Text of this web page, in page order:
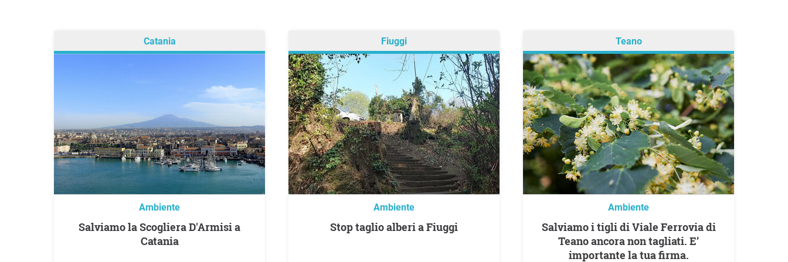
Catania
Ambiente
Salviamo la Scogliera D'Armisi a
Catania
Fiuggi
Ambiente
Stop taglio alberi a Fiuggi
Teano
Ambiente
Salviamo i tigli di Viale Ferrovia di
Teano ancora non tagliati. E’
importante la tua firma.